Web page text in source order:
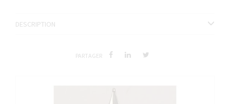
DESCRIPTION
PARTAGER